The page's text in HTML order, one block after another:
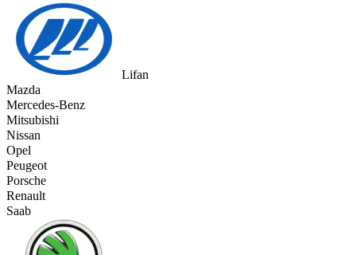
Lifan
Mazda
Mercedes-Benz
Mitsubishi
Nissan
Opel
Peugeot
Porsche
Renault
Saab